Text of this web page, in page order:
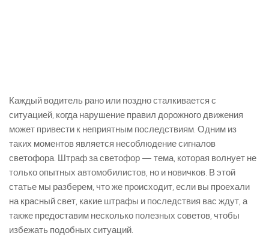
Каждый водитель рано или поздно сталкивается с
ситуацией, когда нарушение правил дорожного движения
может привести к неприятным последствиям. Одним из
таких моментов является несоблюдение сигналов
светофора. Штраф за светофор — тема, которая волнует не
только опытных автомобилистов, но и новичков. В этой
статье мы разберем, что же происходит, если вы проехали
на красный свет, какие штрафы и последствия вас ждут, а
также предоставим несколько полезных советов, чтобы
избежать подобных ситуаций.